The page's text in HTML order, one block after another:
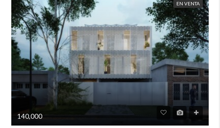
EN VENTA
140,000